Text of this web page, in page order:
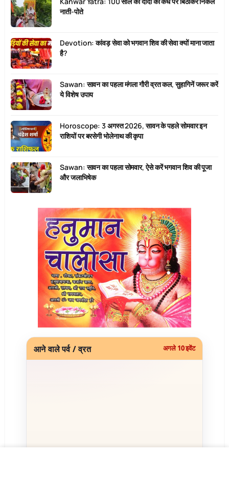
नाती-पोते
Devotion: कांवड़ सेवा को भगवान शिव की सेवा क्यों माना जाता
है?
Sawan: सावन का पहला मंगला गौरी व्रत कल, सुहागिनें जरूर करें
ये विशेष उपाय
Horoscope: 3 अगस्त 2026, सावन के पहले सोमवार इन
राशियों पर बरसेगी भोलेनाथ की कृपा
Sawan: सावन का पहला सोमवार, ऐसे करें भगवान शिव की पूजा
और जलाभिषेक
आने वाले पर्व / व्रत अगले 10 इवेंट